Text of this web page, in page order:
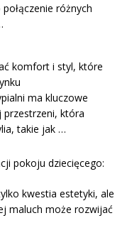
różnych
komfort i styl, które
ma kluczowe
przestrzeni, która
takie jak …
pokoju dziecięcego:
kwestia estetyki, ale
maluch może rozwijać